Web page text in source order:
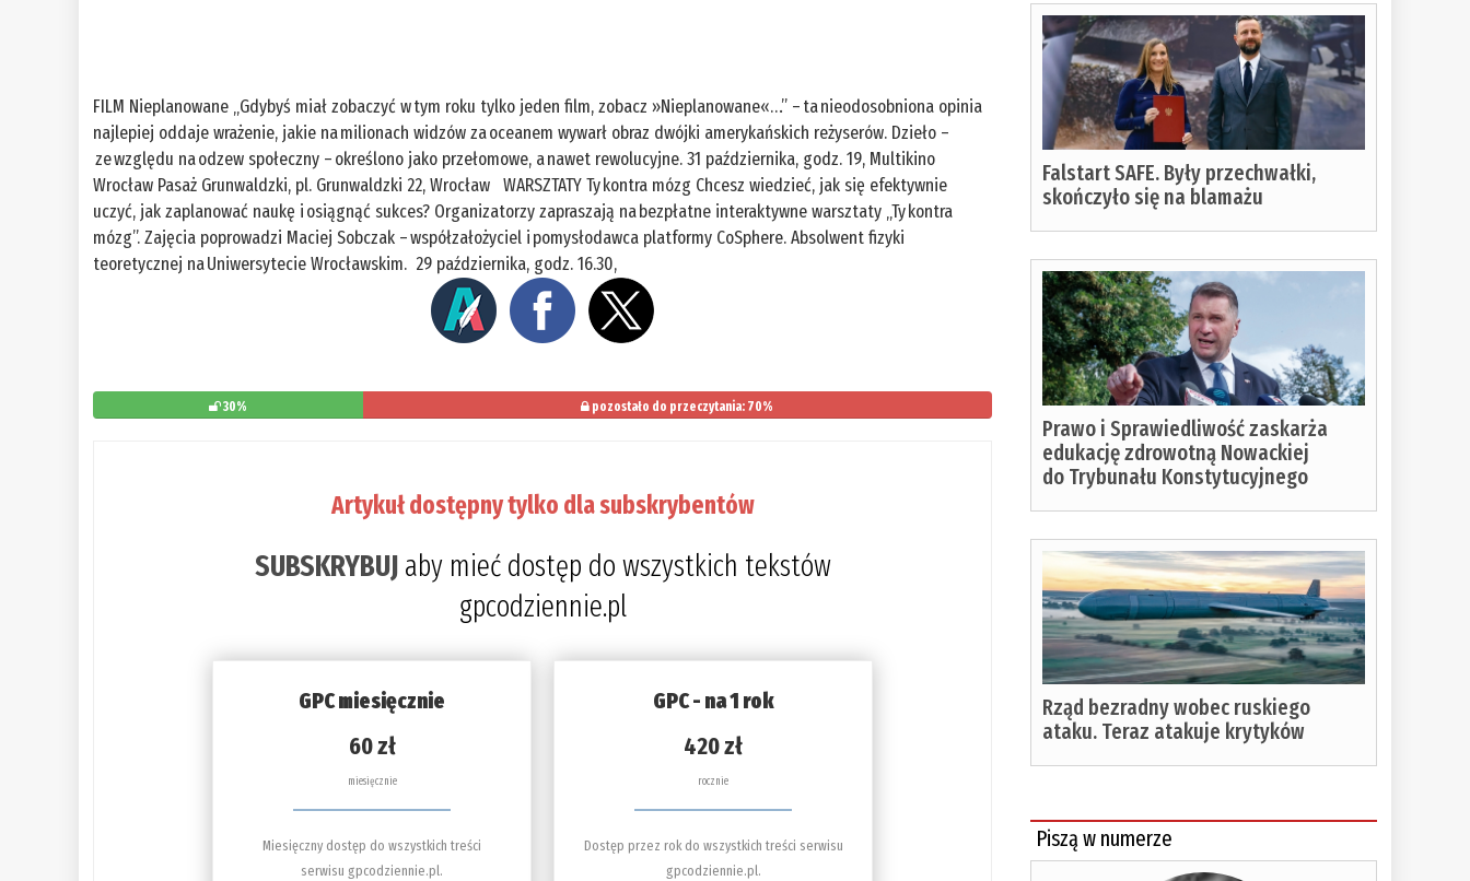
FILM Nieplanowane „Gdybyś miał zobaczyć w tym roku tylko jeden film, zobacz »Nieplanowane«…” – ta nieodosobniona opinia
najlepiej oddaje wrażenie, jakie na milionach widzów za oceanem wywarł obraz dwójki amerykańskich reżyserów. Dzieło –
ze względu na odzew społeczny – określono jako przełomowe, a nawet rewolucyjne. 31 października, godz. 19, Multikino
Wrocław Pasaż Grunwaldzki, pl. Grunwaldzki 22, Wrocław WARSZTATY Ty kontra mózg Chcesz wiedzieć, jak się efektywnie
uczyć, jak zaplanować naukę i osiągnąć sukces? Organizatorzy zapraszają na bezpłatne interaktywne warsztaty „Ty kontra
mózg”. Zajęcia poprowadzi Maciej Sobczak – współzałożyciel i pomysłodawca platformy CoSphere. Absolwent fizyki
teoretycznej na Uniwersytecie Wrocławskim. 29 października, godz. 16.30,
30% pozostało do przeczytania: 70%
Artykuł dostępny tylko dla subskrybentów
SUBSKRYBUJaby mieć dostęp do wszystkich tekstów
gpcodziennie.pl
GPC miesięcznie
60 zł
miesięcznie
Miesięczny dostęp do wszystkich treści
serwisu gpcodziennie.pl.
GPC - na 1 rok
420 zł
rocznie
Dostęp przez rok do wszystkich treści serwisu
gpcodziennie.pl.
Falstart SAFE. Były przechwałki,
skończyło się na blamażu
Prawo i Sprawiedliwość zaskarża
edukację zdrowotną Nowackiej
do Trybunału Konstytucyjnego
Rząd bezradny wobec ruskiego
ataku. Teraz atakuje krytyków
Piszą w numerze